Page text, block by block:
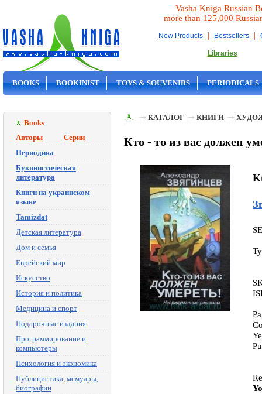
Vasha Kniga Russian
more than 125,000
New Products | Bestsellers |
Libraries
BOOKS BOOKINIST TOYS & SOUVENIRS PERIODICALS
Books
Авторы
Серии
Периодика
Букинистическая
литература
Книги на украинском
языке
Tamizdat
Детская литература
Дом и семья
Еврейский мир
Искусство
История и политика
Медицина и спорт
Подарочные издания
Программирование и
компьютеры
Психология и экономика
Публицистика, мемуары,
биографии
КАТАЛОГ КНИГИ
Кто - то из вас должен